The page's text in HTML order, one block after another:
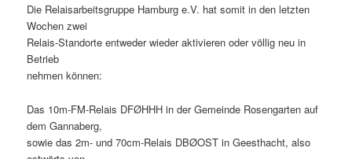
Die Relaisarbeitsgruppe Hamburg e.V. hat somit in den letzten
Wochen zwei
Relais-Standorte entweder wieder aktivieren oder völlig neu in
Betrieb
nehmen können:
Das 10m-FM-Relais DFØHHH in der Gemeinde Rosengarten auf
dem Gannaberg,
sowie das 2m- und 70cm-Relais DBØOST in Geesthacht, also